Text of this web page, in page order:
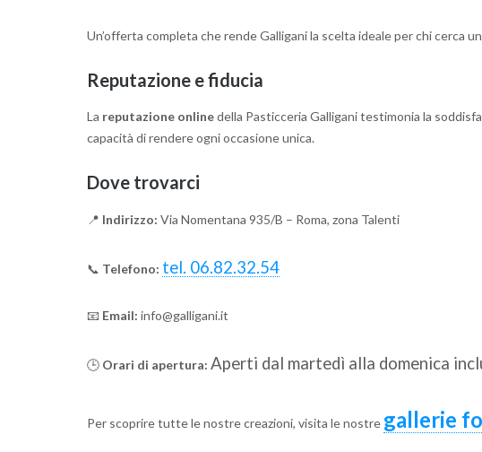
Un’offerta completa che rende Galligani la scelta ideale per chi cerca
Reputazione e fiducia
La reputazione onlinedella Pasticceria Galligani testimonia la
capacità di rendere ogni occasione unica.
Dove trovarci
📍 Indirizzo: Via Nomentana 935/B – Roma, zona Talenti
📞 Telefono: tel. 06.82.32.54
📧 Email: info@galligani.it
🕒 Orari di apertura: Aperti dal martedì alla domenica
Per scoprire tutte le nostre creazioni, visita le nostre gallerie